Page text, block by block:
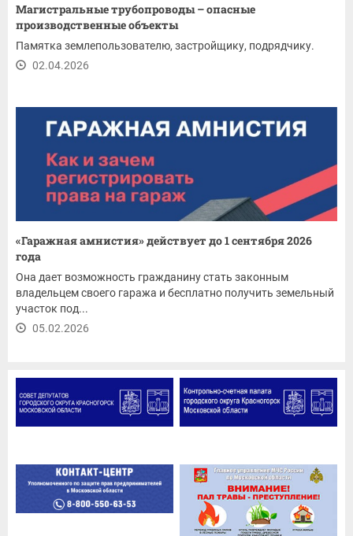
Магистральные трубопроводы – опасные
производственные объекты
Памятка землепользователю, застройщику, подрядчику.
02.04.2026
«Гаражная амнистия» действует до 1 сентября 2026
года
Она дает возможность гражданину стать законным
владельцем своего гаража и бесплатно получить земельный
участок под...
05.02.2026